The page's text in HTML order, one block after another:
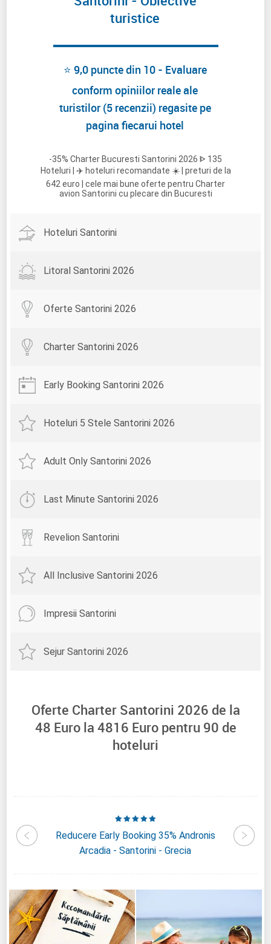
turistice
⭐ 9,0 puncte din 10 - Evaluare
conform opiniilor reale ale
turistilor (5 recenzii) regasite pe
pagina fiecarui hotel
-35% Charter Bucuresti Santorini 2026 ᐈ 135
Hoteluri | ✈️ hoteluri recomandate ☀️ | preturi de la
642 euro | cele mai bune oferte pentru Charter
avion Santorini cu plecare din Bucuresti
Hoteluri Santorini
Litoral Santorini 2026
Oferte Santorini 2026
Charter Santorini 2026
Early Booking Santorini 2026
Hoteluri 5 Stele Santorini 2026
Adult Only Santorini 2026
Last Minute Santorini 2026
Revelion Santorini
All Inclusive Santorini 2026
Impresii Santorini
Sejur Santorini 2026
Oferte Charter Santorini 2026 de la
48 Euro la 4816 Euro pentru 90 de
hoteluri
Reducere Early Booking 35% Andronis
Arcadia - Santorini - Grecia